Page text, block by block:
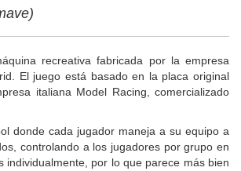
recreativa fabricada por la empresa
El juego está basado en la placa original
italiana Model Racing, comercializado
donde cada jugador maneja a su equipo a
controlando a los jugadores por grupo en
individualmente, por lo que parece más bien